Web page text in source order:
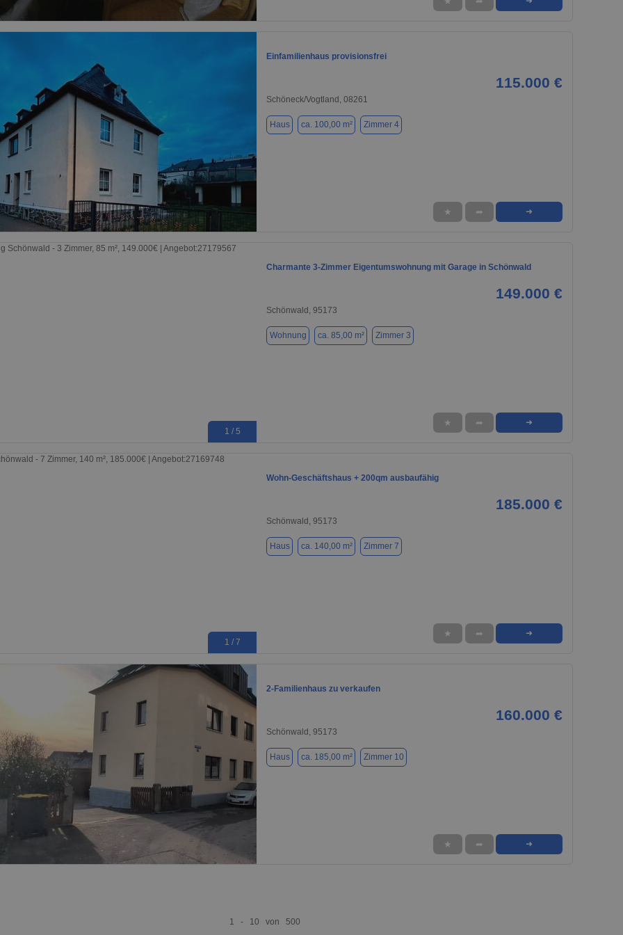
1 / 13
Einfamilienhaus provisionsfrei
115.000 €
Schöneck/Vogtland, 08261
Haus ca. 100,00 m² Zimmer 4
★ ➦ ➜
1 / 5
Charmante 3-Zimmer Eigentumswohnung mit Garage in Schönwald
149.000 €
Schönwald, 95173
Wohnung ca. 85,00 m² Zimmer 3
★ ➦ ➜
1 / 7
Wohn-Geschäftshaus + 200qm ausbaufähig
185.000 €
Schönwald, 95173
Haus ca. 140,00 m² Zimmer 7
★ ➦ ➜
1 / 20
2-Familienhaus zu verkaufen
160.000 €
Schönwald, 95173
Haus ca. 185,00 m² Zimmer 10
★ ➦ ➜
1 - 10 von 500